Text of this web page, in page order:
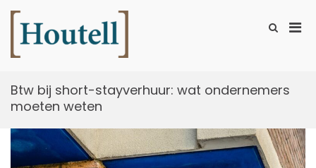
naar
inhoud
Toon
Btw bij short-stayverhuur: wat ondernemers
moeten weten